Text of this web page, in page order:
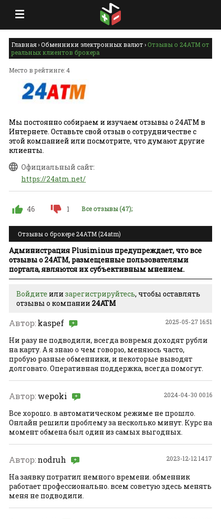
Главная›Обменники электронных валют› Отзывы о 24ATM от
реальных клиентов брокера
Место в рейтинге: 4
Мы постоянно собираем и изучаем отзывы о 24ATM в
Интернете. Оставьте свой отзыв о сотрудничестве с
этой компанией или посмотрите, что думают другие
клиенты.
Официальный сайт:
https://24atm.net/
46 1 Все отзывы (47);
Отзывы о брокере 24ATM (24atm)
Администрация Plusiminus предупреждает, что все
отзывы о 24ATM, размещенные пользователями
портала, являются их субъективным мнением.
Войдите или зарегистрируйтесь, чтобы оставлять
отзывы о компании 24ATM
2025-05-27 16:51
Автор:kaspef
Ни разу не подводили, всегда вовремя доходят рубли
на карту. А я знаю о чем говорю, меняюсь часто,
пробую разные обменники, и некоторые выводят
долговато. Оперативная поддержка, всегда помогут.
2024-04-30 00:16
Автор:wepoki
Все хорошо. в автоматическом режиме не прошло.
Онлайн решили проблему за несколько минут. Курс на
момент обмена был один из самых выгодных.
2023-12-12 14:17
Автор:nodruh
На заявку потратил немного времени. обменник
работает профессионально. всем советую здесь менять
меня не подводили.